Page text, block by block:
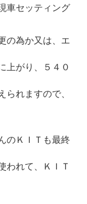
車セッティング
の為か又は、エ
上がり、５４０
れますので、
のＫＩＴも最終
われて、ＫＩＴ